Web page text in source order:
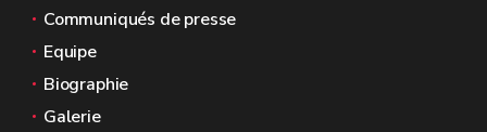
Communiqués de presse
Equipe
Biographie
Galerie